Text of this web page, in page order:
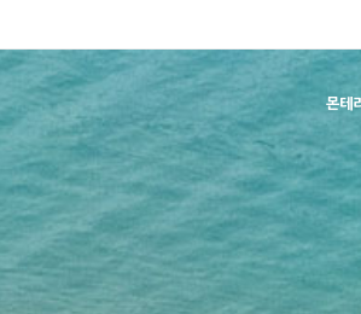
몬테
북5